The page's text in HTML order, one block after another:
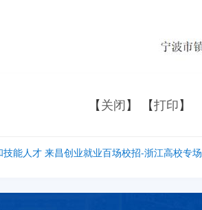
【 关闭 】 【打印 】
能人才 来昌创业就业百场校招-浙江高校专场